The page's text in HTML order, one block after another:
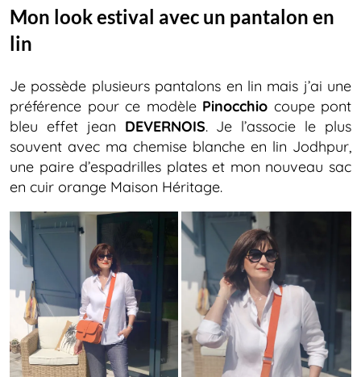
Mon look estival avec un pantalon en
lin
Je possède plusieurs pantalons en lin mais j’ai une
préférence pour ce modèle Pinocchio coupe pont
bleu effet jean DEVERNOIS. Je l’associe le plus
souvent avec ma chemise blanche en lin Jodhpur,
une paire d’espadrilles plates et mon nouveau sac
en cuir orange Maison Héritage.